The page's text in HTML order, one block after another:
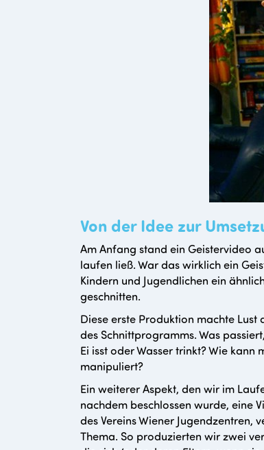
Von der Idee zur
Am Anfang stand ein Geistervideo
laufen ließ. War das wirklich ein
Kindern und Jugendlichen ein
geschnitten.
Diese erste Produktion machte
des Schnittprogramms. Was
Ei isst oder Wasser trinkt? Wie
manipuliert?
Ein weiterer Aspekt, den wir im
nachdem beschlossen wurde, eine
des Vereins Wiener
Thema. So produzierten wir zwei